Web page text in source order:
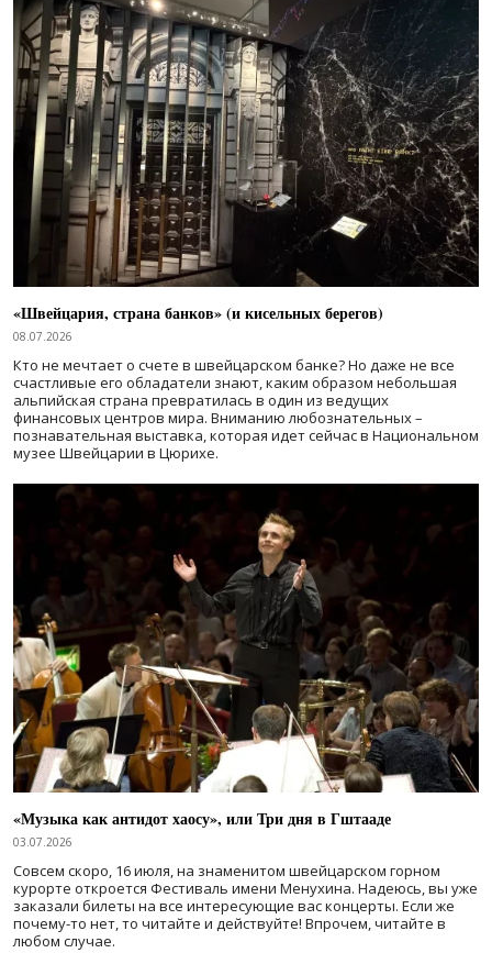
«Швейцария, страна банков» (и кисельных берегов)
08.07.2026
Кто не мечтает о счете в швейцарском банке? Но даже не все
счастливые его обладатели знают, каким образом небольшая
альпийская страна превратилась в один из ведущих
финансовых центров мира. Вниманию любознательных –
познавательная выставка, которая идет сейчас в Национальном
музее Швейцарии в Цюрихе.
«Музыка как антидот хаосу», или Три дня в Гштааде
03.07.2026
Совсем скоро, 16 июля, на знаменитом швейцарском горном
курорте откроется Фестиваль имени Менухина. Надеюсь, вы уже
заказали билеты на все интересующие вас концерты. Если же
почему-то нет, то читайте и действуйте! Впрочем, читайте в
любом случае.